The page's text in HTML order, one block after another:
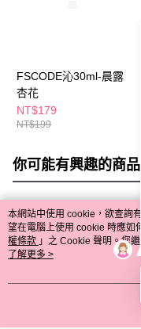
FSCODE沁30ml-晨露
杏花
NT$179
NT$199
你可能有興趣的商品
熱門標籤
本網站中使用 cookie，欲查詢
望在電腦上使用 cookie 時應如
權條款 」之 Cookie 聲明。您
用條款之 Cookie 聲明使用
了解更多 >